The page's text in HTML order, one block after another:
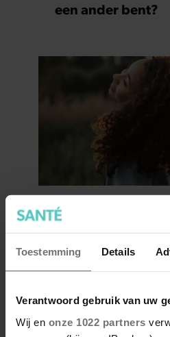
Toestemming Details
Verantwoord gebruik van uw
Wij en onze 1022 partners
een ander bent?
7 kleine dingen
beter maken (en
kosten)